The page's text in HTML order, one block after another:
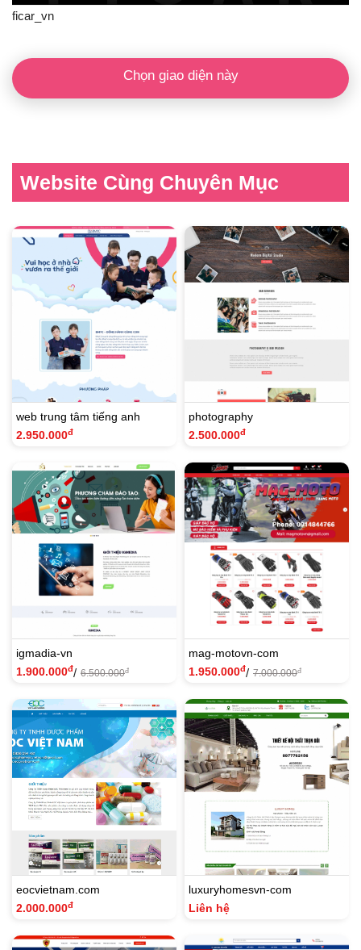
ficar_vn
Chọn giao diện này
Website Cùng Chuyên Mục
web trung tâm tiếng anh
2.950.000đ
photography
2.500.000đ
igmadia-vn
1.900.000đ/ 6.500.000đ
mag-motovn-com
1.950.000đ/ 7.000.000đ
eocvietnam.com
2.000.000đ
luxuryhomesvn-com
Liên hệ